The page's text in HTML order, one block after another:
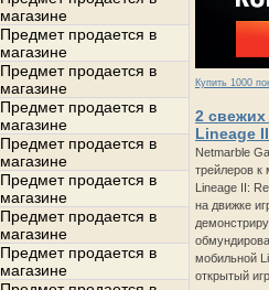
Купить 1000
2
Lineage
Netmarble
трейлеров к
Lineage II:
на движке
мобильной
открытый
магазине
Предмет продается в
магазине
Предмет продается в
магазине
Предмет продается в
магазине
Предмет продается в
магазине
Предмет продается в
магазине
Предмет продается в
магазине
Предмет продается в
магазине